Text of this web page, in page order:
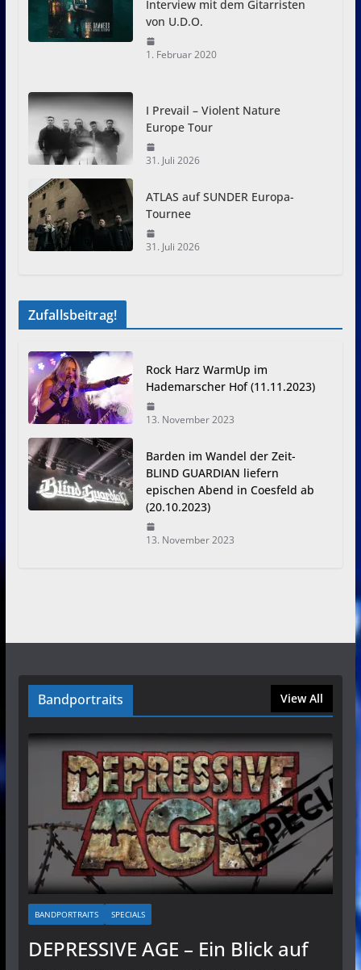
Interview mit dem Gitarristen
von U.D.O.
1. Februar 2020
I Prevail – Violent Nature
Europe Tour
31. Juli 2026
ATLAS auf SUNDER Europa-
Tournee
31. Juli 2026
Zufallsbeitrag!
Rock Harz WarmUp im
Hademarscher Hof (11.11.2023)
13. November 2023
Barden im Wandel der Zeit-
BLIND GUARDIAN liefern
epischen Abend in Coesfeld ab
(20.10.2023)
13. November 2023
Bandportraits View All
BANDPORTRAITS SPECIALS
DEPRESSIVE AGE – Ein Blick auf